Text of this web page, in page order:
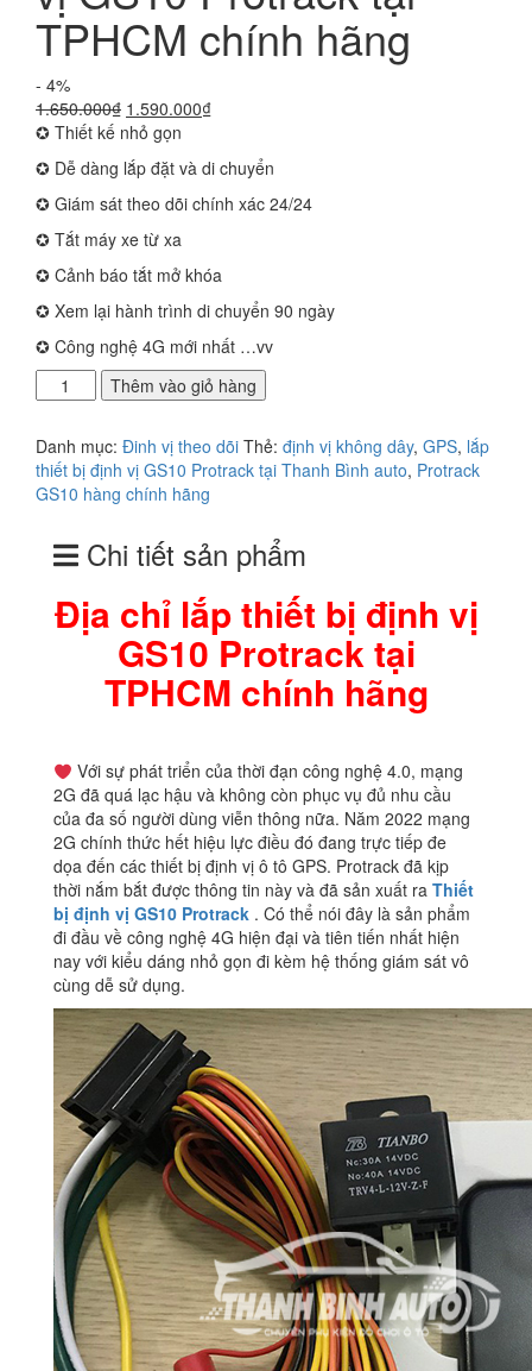
TPHCM chính hãng
- 4%
1.650.000₫ Giá
gốc
là:
1.650.000₫.
1.590.000₫Giá
là:
1.590.000₫.
✪ Thiết kế nhỏ gọn
✪ Dễ dàng lắp đặt và di chuyển
✪ Giám sát theo dõi chính xác 24/24
✪ Tắt máy xe từ xa
✪ Cảnh báo tắt mở khóa
✪ Xem lại hành trình di chuyển 90 ngày
✪ Công nghệ 4G mới nhất …vv
chỉ
thiết
bị
định
GS10
Protrack
TPHCM
Thêm vào giỏ hàng
Danh mục: Đinh vị theo dõi Thẻ: định vị không dây, GPS, lắp
thiết bị định vị GS10 Protrack tại Thanh Bình auto, Protrack
GS10 hàng chính hãng
Chi tiết sản phẩm
Địa chỉ lắp thiết bị định vị
GS10 Protrack tại
TPHCM chính hãng
Với sự phát triển của thời đạn công nghệ 4.0, mạng
2G đã quá lạc hậu và không còn phục vụ đủ nhu cầu
của đa số người dùng viễn thông nữa. Năm 2022 mạng
2G chính thức hết hiệu lực điều đó đang trực tiếp đe
dọa đến các thiết bị định vị ô tô GPS. Protrack đã kịp
thời nắm bắt được thông tin này và đã sản xuất ra Thiết
bị định vị GS10 Protrack . Có thể nói đây là sản phẩm
đi đầu về công nghệ 4G hiện đại và tiên tiến nhất hiện
nay với kiểu dáng nhỏ gọn đi kèm hệ thống giám sát vô
cùng dễ sử dụng.